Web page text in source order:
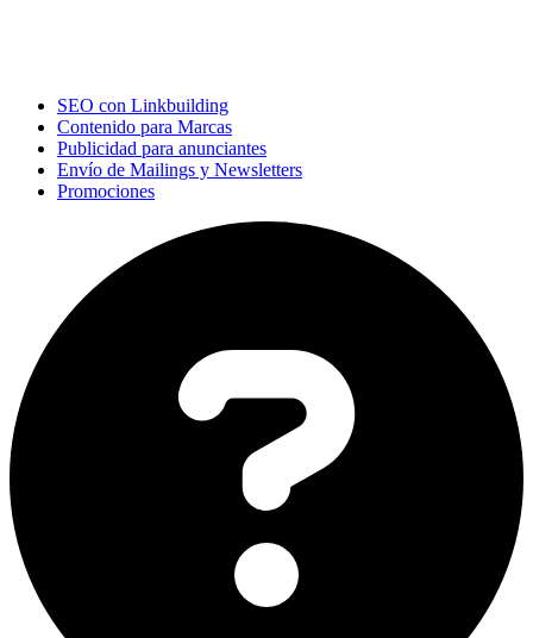
SEO con Linkbuilding
Contenido para Marcas
Publicidad para anunciantes
Envío de Mailings y Newsletters
Promociones